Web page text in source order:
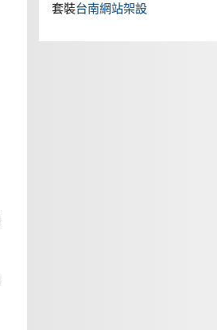
套裝台南網站架設